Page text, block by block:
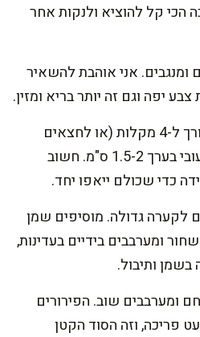
הכי קל להוציא ולנקות אחר
אני אוהבת להשאיר
יפה וגם זה יותר בריא ומזין.
חותכים כל קישוא לאורך ל-4 מקלות (או לחצאים
עבים ואז לפרוסות), בעובי בערך 1.5-2 ס"מ. חשוב
כדי שכולם ייאפו יחד.
לקערה גדולה. מוסיפים שמן
ומערבבים בידיים בעדינות,
ותיבול.
ומערבבים שוב. הפירורים
פריכה, וזה הסוד הקטן